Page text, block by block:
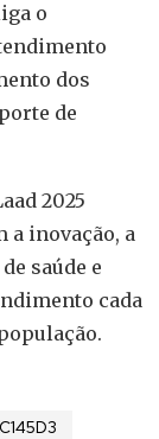
o
dos
de
2025
a inovação, a
saúde e
cada